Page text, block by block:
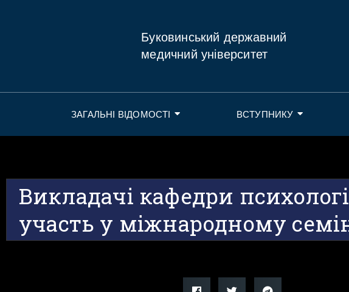
Буковинський державний
медичний університет
ЗАГАЛЬНІ ВІДОМОСТІ ВСТУПНИКУ
Викладачі кафедри
участь у міжнародному